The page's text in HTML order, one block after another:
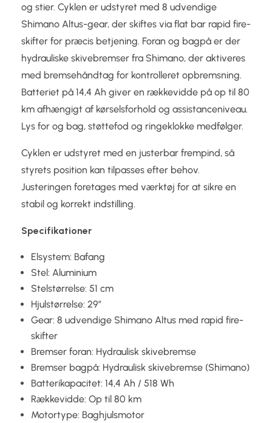
og stier. Cyklen er udstyret med 8 udvendige
Shimano Altus-gear, der skiftes via flat bar rapid fire-
skifter for præcis betjening. Foran og bagpå er der
hydrauliske skivebremser fra Shimano, der aktiveres
med bremsehåndtag for kontrolleret opbremsning.
Batteriet på 14,4 Ah giver en rækkevidde på op til 80
km afhængigt af kørselsforhold og assistanceniveau.
Lys for og bag, støttefod og ringeklokke medfølger.
Cyklen er udstyret med en justerbar frempind, så
styrets position kan tilpasses efter behov.
Justeringen foretages med værktøj for at sikre en
stabil og korrekt indstilling.
Specifikationer
Elsystem: Bafang
Stel: Aluminium
Stelstørrelse: 51 cm
Hjulstørrelse: 29″
Gear: 8 udvendige Shimano Altus med rapid fire-
skifter
Bremser foran: Hydraulisk skivebremse
Bremser bagpå: Hydraulisk skivebremse (Shimano)
Batterikapacitet: 14,4 Ah / 518 Wh
Rækkevidde: Op til 80 km
Motortype: Baghjulsmotor